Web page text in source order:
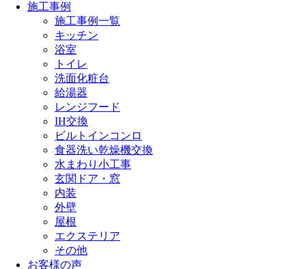
施工事例
施工事例一覧
キッチン
浴室
トイレ
洗面化粧台
給湯器
レンジフード
IH交換
ビルトインコンロ
食器洗い乾燥機交換
水まわり小工事
玄関ドア・窓
内装
外壁
屋根
エクステリア
その他
お客様の声